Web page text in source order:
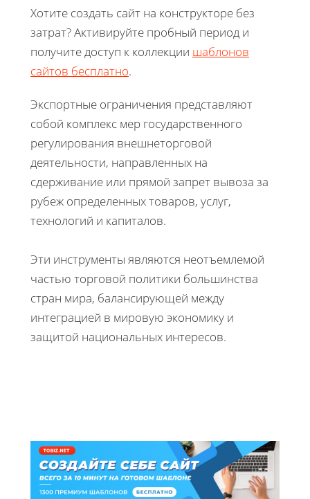
Хотите создать сайт на конструкторе без
затрат? Активируйте пробный период и
получите доступ к коллекции шаблонов
сайтов бесплатно.
Экспортные ограничения представляют
собой комплекс мер государственного
регулирования внешнеторговой
деятельности, направленных на
сдерживание или прямой запрет вывоза за
рубеж определенных товаров, услуг,
технологий и капиталов.
Эти инструменты являются неотъемлемой
частью торговой политики большинства
стран мира, балансирующей между
интеграцией в мировую экономику и
защитой национальных интересов.